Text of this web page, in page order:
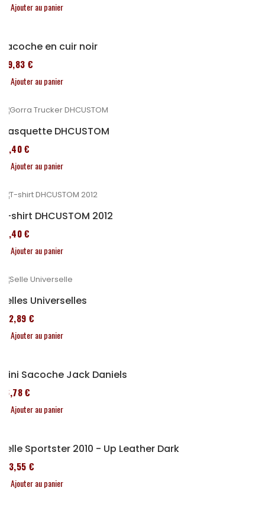
Ajouter au panier
Sacoche en cuir noir
119,83 €
Ajouter au panier
Casquette DHCUSTOM
12,40 €
Ajouter au panier
T-shirt DHCUSTOM 2012
12,40 €
Ajouter au panier
Selles Universelles
152,89 €
Ajouter au panier
Mini Sacoche Jack Daniels
86,78 €
Ajouter au panier
Selle Sportster 2010 - Up Leather Dark
173,55 €
Ajouter au panier